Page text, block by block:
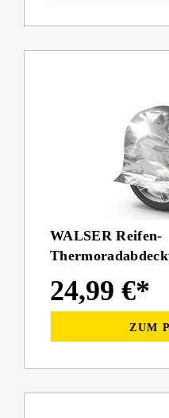
WALSER Reifen-
24,99 €*
ZUM